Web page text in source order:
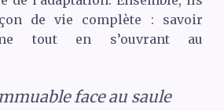
de vie complète : savoir
tout en s’ouvrant au
face au saule